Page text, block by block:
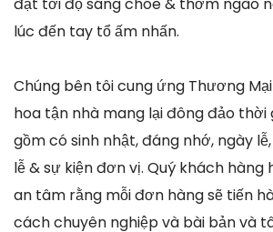
lúc đến tay tổ ấm nhấn.
Chúng bên tôi cung ứng Thương
hoa tận nhà mang lại đông đảo thời
gồm có sinh nhật, đáng nhớ, ngày
lễ & sự kiện đơn vị. Quý khách
an tâm rằng mỗi đơn hàng sẽ tiến
cách chuyên nghiệp và bài bản và